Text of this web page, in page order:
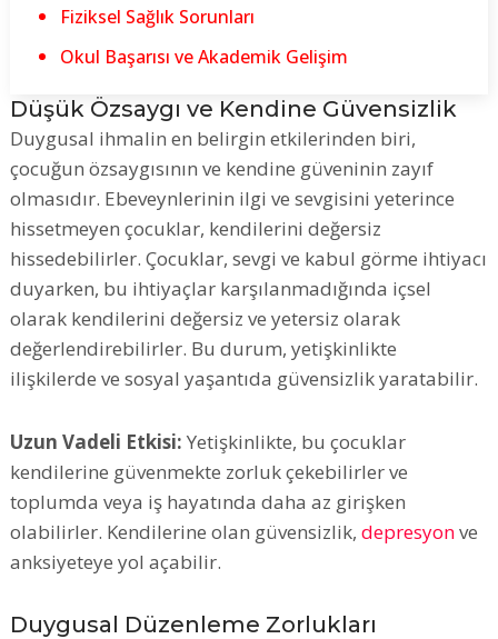
Fiziksel Sağlık Sorunları
Okul Başarısı ve Akademik Gelişim
Düşük Özsaygı ve Kendine Güvensizlik
Duygusal ihmalin en belirgin etkilerinden biri,
çocuğun özsaygısının ve kendine güveninin zayıf
olmasıdır. Ebeveynlerinin ilgi ve sevgisini yeterince
hissetmeyen çocuklar, kendilerini değersiz
hissedebilirler. Çocuklar, sevgi ve kabul görme ihtiyacı
duyarken, bu ihtiyaçlar karşılanmadığında içsel
olarak kendilerini değersiz ve yetersiz olarak
değerlendirebilirler. Bu durum, yetişkinlikte
ilişkilerde ve sosyal yaşantıda güvensizlik yaratabilir.
Uzun Vadeli Etkisi: Yetişkinlikte, bu çocuklar
kendilerine güvenmekte zorluk çekebilirler ve
toplumda veya iş hayatında daha az girişken
olabilirler. Kendilerine olan güvensizlik,depresyonve
anksiyeteye yol açabilir.
Duygusal Düzenleme Zorlukları